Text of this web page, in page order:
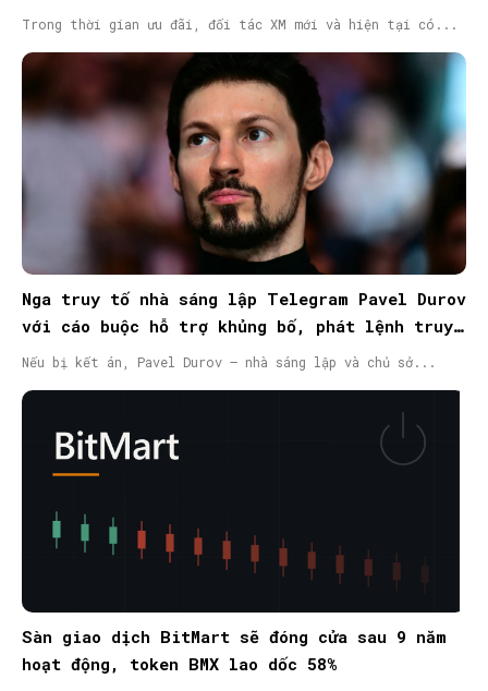
Trong thời gian ưu đãi, đối tác XM mới và hiện tại có...
Nga truy tố nhà sáng lập Telegram Pavel Durov
với cáo buộc hỗ trợ khủng bố, phát lệnh truy
nã quốc tế
Nếu bị kết án, Pavel Durov – nhà sáng lập và chủ sở...
Sàn giao dịch BitMart sẽ đóng cửa sau 9 năm
hoạt động, token BMX lao dốc 58%